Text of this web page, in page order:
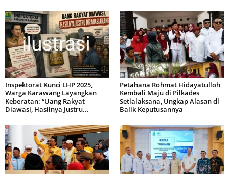
Inspektorat Kunci LHP 2025,
Warga Karawang Layangkan
Keberatan: “Uang Rakyat
Diawasi, Hasilnya Justru...
Petahana Rohmat Hidayatulloh
Kembali Maju di Pilkades
Setialaksana, Ungkap Alasan di
Balik Keputusannya